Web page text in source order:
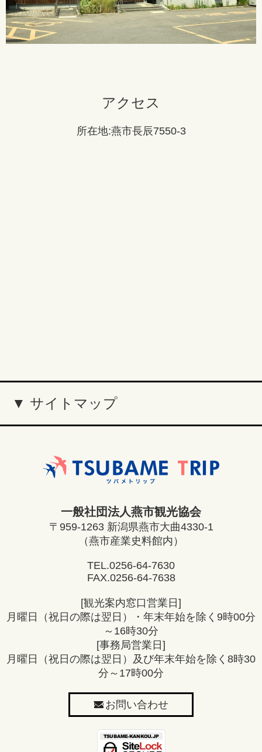
アクセス
所在地:燕市長辰7550-3
▼ サイトマップ
一般社団法人燕市観光協会
〒959-1263 新潟県燕市大曲4330-1
（燕市産業史料館内）
TEL.0256-64-7630
FAX.0256-64-7638
[観光案内窓口営業日]
月曜日（祝日の際は翌日）・年末年始を除く9時00分
～16時30分
[事務局営業日]
月曜日（祝日の際は翌日）及び年末年始を除く8時30
分～17時00分
お問い合わせ